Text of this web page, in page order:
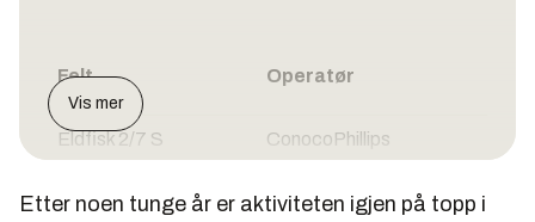
Felt Operatør
Eldfisk 2/7 S ConocoPhillips
Ekofisk 2/4 Z ConocoPhillips
Vis mer
Etter noen tunge år er aktiviteten igjen på topp i